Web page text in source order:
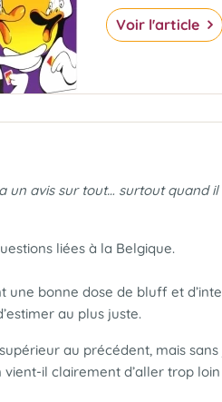
Voir l'article
avis sur tout… surtout quand il
liées à la Belgique.
une bonne dose de bluff et
au plus juste.
au précédent, mais sans
il clairement d’aller trop loin